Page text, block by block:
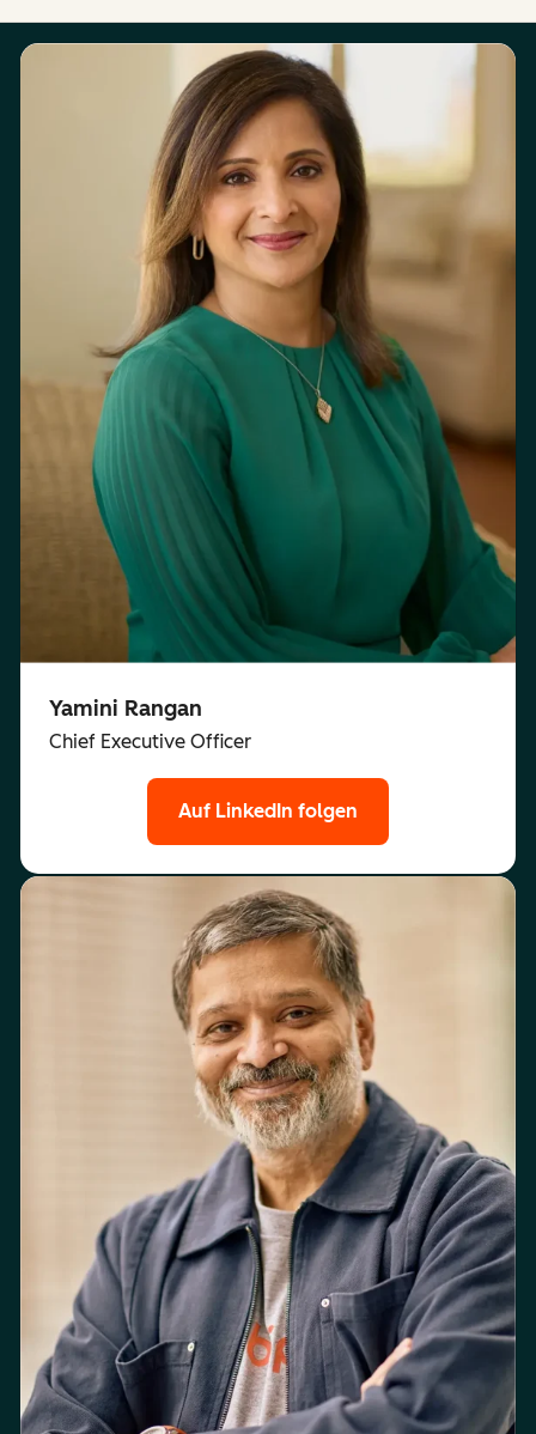
Yamini Rangan
Chief Executive Officer
Auf LinkedIn folgen